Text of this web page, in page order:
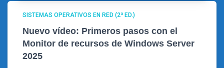
SISTEMAS OPERATIVOS EN RED (2ª ED.)
Nuevo vídeo: Primeros pasos con el
Monitor de recursos de Windows Server
2025